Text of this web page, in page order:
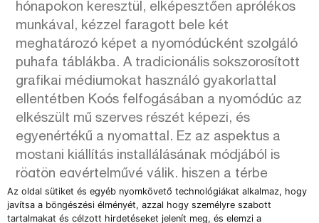
Az oldal sütiket és egyéb nyomkövető technológiákat alkalmaz, hogy
javítsa a böngészési élményét, azzal hogy személyre szabott
tartalmakat és célzott hirdetéseket jelenít meg, és elemzi a
hónapokon keresztül, elképesztően aprólékos
munkával, kézzel faragott bele két
meghatározó képet a nyomódúcként szolgáló
puhafa táblákba. A tradicionális sokszorosított
grafikai médiumokat használó gyakorlattal
ellentétben Koós felfogásában a nyomódúc az
elkészült mű szerves részét képezi, és
egyenértékű a nyomattal. Ez az aspektus a
mostani kiállítás installálásának módjából is
rögtön egyértelművé válik, hiszen a térbe
lépve elsőre a padlóra fektetett dúcokat látja
meg a néző, míg a nyomatok a plafonra